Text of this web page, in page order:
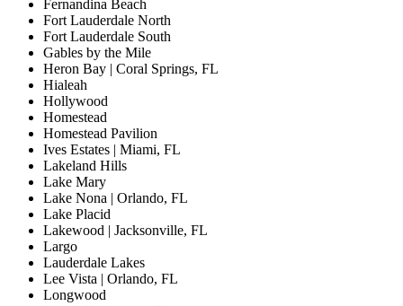
Fernandina Beach
Fort Lauderdale North
Fort Lauderdale South
Gables by the Mile
Heron Bay | Coral Springs, FL
Hialeah
Hollywood
Homestead
Homestead Pavilion
Ives Estates | Miami, FL
Lakeland Hills
Lake Mary
Lake Nona | Orlando, FL
Lake Placid
Lakewood | Jacksonville, FL
Largo
Lauderdale Lakes
Lee Vista | Orlando, FL
Longwood